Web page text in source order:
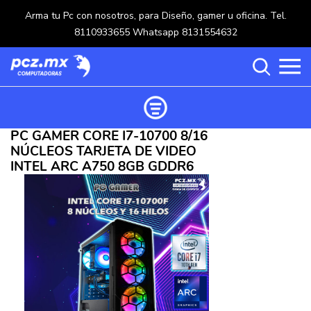
Arma tu Pc con nosotros, para Diseño, gamer u oficina. Tel.
8110933655 Whatsapp 8131554632
Categorías
Carrito de compras ()
Crear una cuenta
Ingresar
Ordenar productos
Categorías
PROCESADORES (117)
OPTICOS (5)
MOUSE (218)
PC GAMER CORE I7-10700 8/16
NÚCLEOS TARJETA DE VIDEO
INTEL ARC A750 8GB GDDR6